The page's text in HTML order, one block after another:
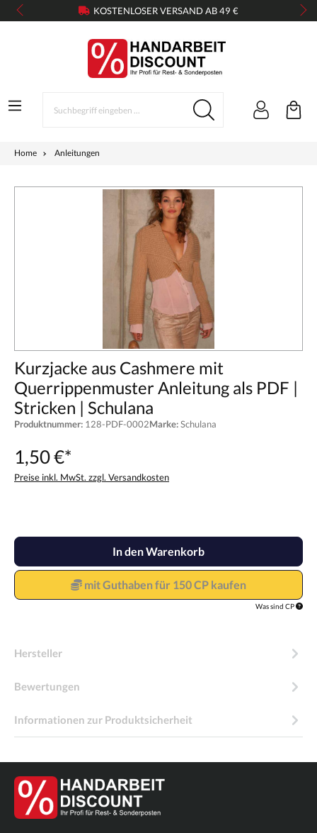
KOSTENLOSER VERSAND AB 49 €
Home Anleitungen
Kurzjacke aus Cashmere mit
Querrippenmuster Anleitung als PDF |
Stricken | Schulana
Produktnummer: 128-PDF-0002Marke:Schulana
1,50 €*
Preise inkl. MwSt. zzgl. Versandkosten
In den Warenkorb
mit Guthaben für 150 CP kaufen
Was sind CP
Hersteller
Bewertungen
Informationen zur Produktsicherheit